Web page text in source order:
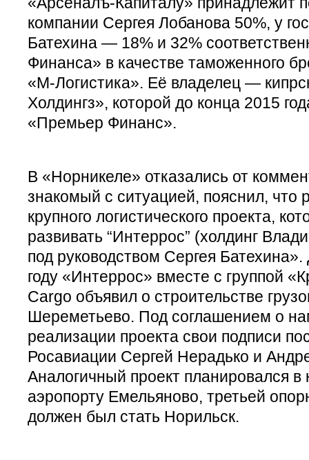
компании Сергея Лобанова 50%, у
Батехина — 18% и 32%
Финанса» в качестве таможенного
«М-Логистика». Её владелец —
Холдингз», которой до конца 2015
«Премьер Финанс».
В «Норникеле» отказались от
знакомый с ситуацией, пояснил, что
крупного логистического проекта,
развивать “Интеррос” (холдинг
под руководством Сергея
году «Интеррос» вместе с группой
Cargo объявил о строительстве
Шереметьево. Под соглашением о
реализации проекта свои подписи
Росавиации Сергей Нерадько и
Аналогичный проект планировался в
аэропорту Емельяново, третьей
должен был стать Норильск.